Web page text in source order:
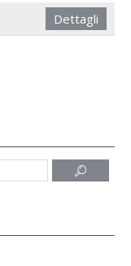
Dettagli